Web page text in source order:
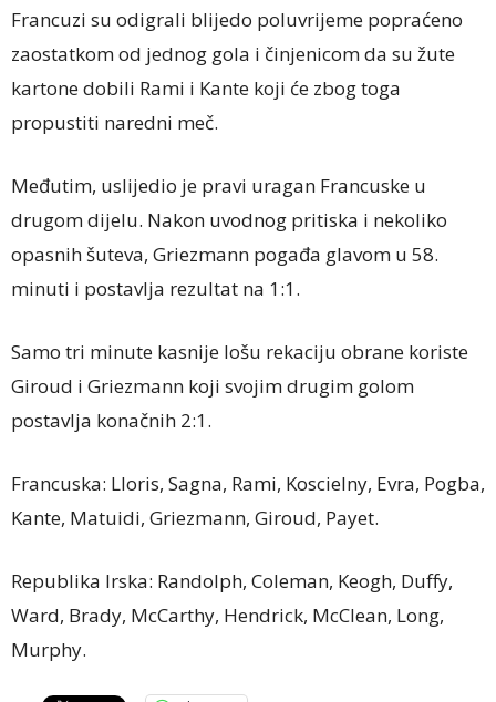
Francuzi su odigrali blijedo poluvrijeme popraćeno
zaostatkom od jednog gola i činjenicom da su žute
kartone dobili Rami i Kante koji će zbog toga
propustiti naredni meč.
Međutim, uslijedio je pravi uragan Francuske u
drugom dijelu. Nakon uvodnog pritiska i nekoliko
opasnih šuteva, Griezmann pogađa glavom u 58.
minuti i postavlja rezultat na 1:1.
Samo tri minute kasnije lošu rekaciju obrane koriste
Giroud i Griezmann koji svojim drugim golom
postavlja konačnih 2:1.
Francuska: Lloris, Sagna, Rami, Koscielny, Evra, Pogba,
Kante, Matuidi, Griezmann, Giroud, Payet.
Republika Irska: Randolph, Coleman, Keogh, Duffy,
Ward, Brady, McCarthy, Hendrick, McClean, Long,
Murphy.